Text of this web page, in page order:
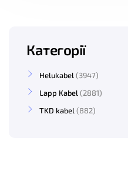
Категорії
Helukabel
3947
Lapp Kabel
2881
TKD kabel
882